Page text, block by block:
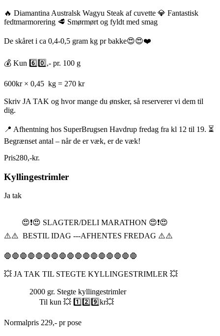
🔥 Diamantina Australsk Wagyu Steak af cuvette 💎 Fantastisk
fedtmarmorering 🥩 Smørmørt og fyldt med smag
De skåret i ca 0,4-0,5 gram kg pr bakke😍😍❤️
💰 Kun 6️⃣0️⃣,- pr. 100 g
600kr × 0,45 kg = 270 kr
Skriv JA TAK og hvor mange du ønsker, så reserverer vi dem til
dig.
📍 Afhentning hos SuperBrugsen Havdrup fredag fra kl 12 til 19. ⏳
Begrænset antal – når de er væk, er de væk!
Pris280,-kr.
Kyllingestrimler
Ja tak
😍❗️😍 SLAGTER/DELI MARATHON 😍❗️😍
⚠️⚠️ BESTIL IDAG ---AFHENTES FREDAG ⚠️⚠️
🛑🛑🛑🛑🛑🛑🛑🛑🛑🛑🛑🛑🛑🛑🛑🛑🛑
💥 JA TAK TIL STEGTE KYLLINGESTRIMLER 💥
2000 gr. Stegte kyllingestrimler
Til kun 💥 1️⃣2️⃣9️⃣kr💥
Normalpris 229,- pr pose